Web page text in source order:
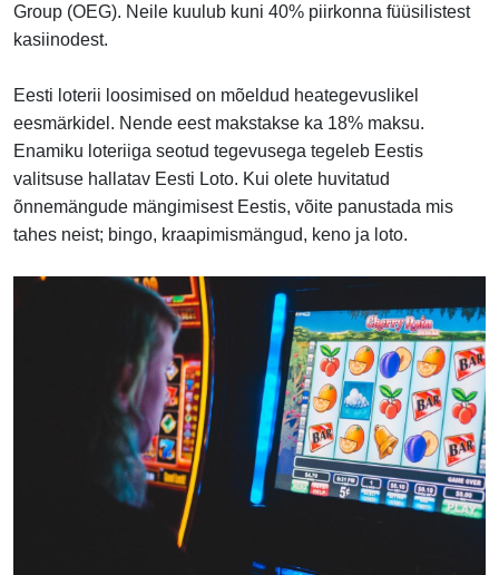
Group (OEG). Neile kuulub kuni 40% piirkonna füüsilistest
kasiinodest.
Eesti loterii loosimised on mõeldud heategevuslikel
eesmärkidel. Nende eest makstakse ka 18% maksu.
Enamiku loteriiga seotud tegevusega tegeleb Eestis
valitsuse hallatav Eesti Loto. Kui olete huvitatud
õnnemängude mängimisest Eestis, võite panustada mis
tahes neist; bingo, kraapimismängud, keno ja loto.